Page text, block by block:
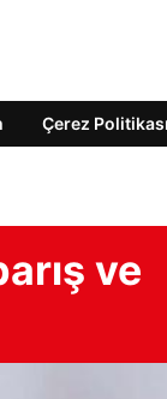
Çerez Politikası
ve